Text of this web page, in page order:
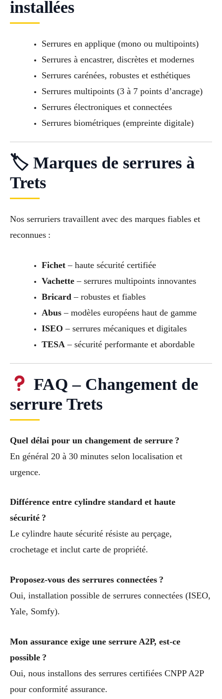
installées
Serrures en applique (mono ou multipoints)
Serrures à encastrer, discrètes et modernes
Serrures carénées, robustes et esthétiques
Serrures multipoints (3 à 7 points d’ancrage)
Serrures électroniques et connectées
Serrures biométriques (empreinte digitale)
🏷 Marques de serrures à
Trets
Nos serruriers travaillent avec des marques fiables et
reconnues :
Fichet– haute sécurité certifiée
Vachette– serrures multipoints innovantes
Bricard – robustes et fiables
Abus– modèles européens haut de gamme
ISEO – serrures mécaniques et digitales
TESA – sécurité performante et abordable
FAQ – Changement de
serrure Trets
Quel délai pour un changement de serrure ?
En général 20 à 30 minutes selon localisation et
urgence.
Différence entre cylindre standard et haute
sécurité ?
Le cylindre haute sécurité résiste au perçage,
crochetage et inclut carte de propriété.
Proposez-vous des serrures connectées ?
Oui, installation possible de serrures connectées (ISEO,
Yale, Somfy).
Mon assurance exige une serrure A2P, est-ce
possible ?
Oui, nous installons des serrures certifiées CNPP A2P
pour conformité assurance.